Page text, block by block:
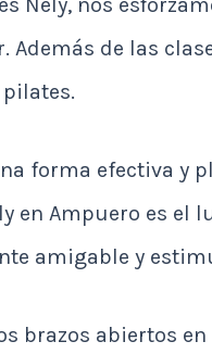
Nely, nos
Además de las
forma efectiva y
en Ampuero es
amigable y
brazos abiertos